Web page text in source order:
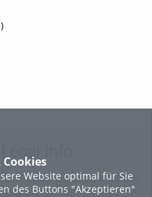
Website optimal für Sie
des Buttons "Akzeptieren"
Legal Info
Terms and Conditions for the
Usage of this ViMP based